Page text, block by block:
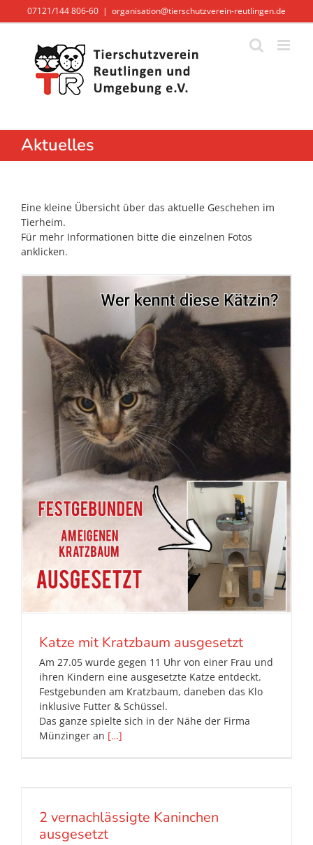
Inhalt
07121/144 806-60 | organisation@tierschutzverein-reutlingen.de
Aktuelles
Eine kleine Übersicht über das aktuelle Geschehen im
Tierheim.
Für mehr Informationen bitte die einzelnen Fotos
anklicken.
Katze mit Kratzbaum ausgesetzt
Am 27.05 wurde gegen 11 Uhr von einer Frau und
ihren Kindern eine ausgesetzte Katze entdeckt.
Festgebunden am Kratzbaum, daneben das Klo
inklusive Futter & Schüssel.
Das ganze spielte sich in der Nähe der Firma
Münzinger an […]
2 vernachlässigte Kaninchen
ausgesetzt